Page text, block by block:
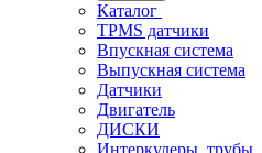
Каталог
TPMS датчики
Впускная система
Выпускная система
Датчики
Двигатель
ДИСКИ
Интеркулеры, трубы